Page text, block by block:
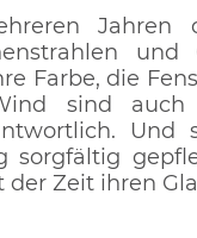
Jahren
und
Farbe, die
sind
Und
sorgfältig
Zeit ihren